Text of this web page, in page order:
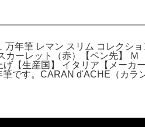
年筆 レマン スリム コレクシ
ーレット（赤）【ペン先】 Ｍ
【生産国】 イタリア【メーカ
筆です。CARAN d'ACHE（カ